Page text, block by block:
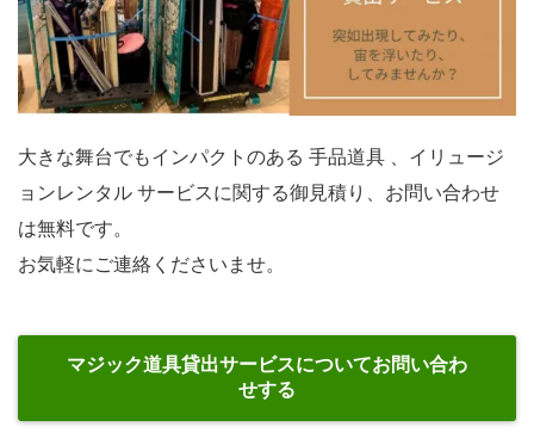
大きな舞台でもインパクトのある 手品道具 、イリュージ
ョンレンタル サービスに関する御見積り、お問い合わせ
は無料です。
お気軽にご連絡くださいませ。
マジック道具貸出サービスについてお問い合わ
せする